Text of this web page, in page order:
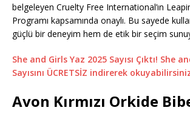
belgeleyen Cruelty Free International’ın
Programı kapsamında onaylı. Bu sayede
güçlü bir deneyim hem de etik bir seçim
She and Girls Yaz 2025 Sayısı Çıktı! She
Sayısını ÜCRETSİZ indirerek
Avon Kırmızı Orkide